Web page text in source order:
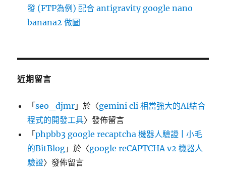
發 (FTP為例) 配合 antigravity google nano
banana2 做圖
近期留言
「seo_djmr 」於〈gemini cli 相當強大的AI結合
程式的開發工具〉發佈留言
「phpbb3 google recaptcha 機器人驗證 | 小毛
的BitBlog 」於〈google reCAPTCHA v2 機器人
驗證〉發佈留言